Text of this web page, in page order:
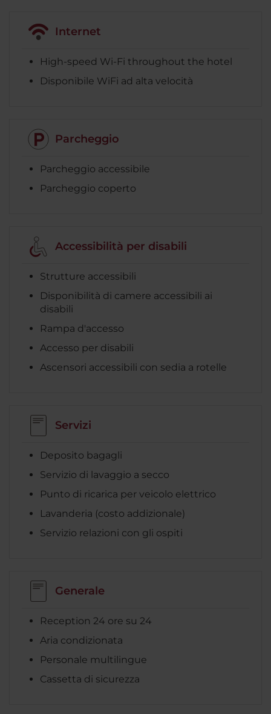
Internet
High-speed Wi-Fi throughout the hotel
Disponibile WiFi ad alta velocità
Parcheggio
Parcheggio accessibile
Parcheggio coperto
Accessibilità per disabili
Strutture accessibili
Disponibilità di camere accessibili ai
disabili
Rampa d'accesso
Accesso per disabili
Ascensori accessibili con sedia a rotelle
Servizi
Deposito bagagli
Servizio di lavaggio a secco
Punto di ricarica per veicolo elettrico
Lavanderia (costo addizionale)
Servizio relazioni con gli ospiti
Generale
Reception 24 ore su 24
Aria condizionata
Personale multilingue
Cassetta di sicurezza